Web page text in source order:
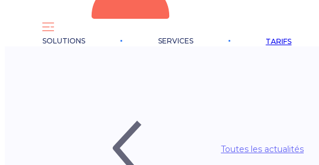
SOLUTIONS SERVICES TARIFS
Toutes les actualités